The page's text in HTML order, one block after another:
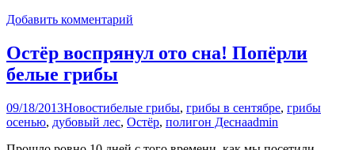
Добавить комментарий
Остёр воспрянул ото сна! Попёрли
белые грибы
09/18/2013Новостибелые грибы, грибы в сентябре, грибы
осенью, дубовый лес, Остёр, полигон Деснаadmin